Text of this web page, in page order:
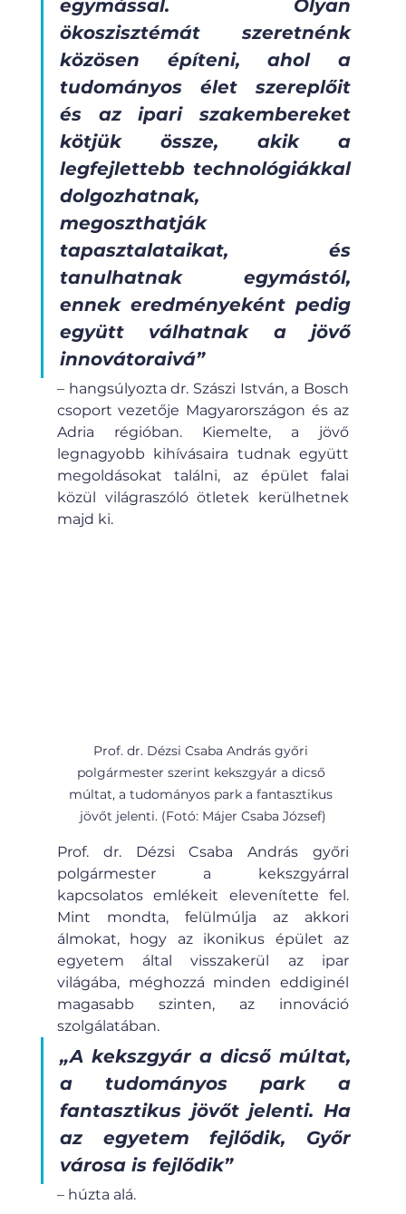
egymással. Olyan
ökoszisztémát szeretnénk
közösen építeni, ahol a
tudományos élet szereplőit
és az ipari szakembereket
kötjük össze, akik a
legfejlettebb technológiákkal
dolgozhatnak,
megoszthatják
tapasztalataikat, és
tanulhatnak egymástól,
ennek eredményeként pedig
együtt válhatnak a jövő
innovátoraivá”
– hangsúlyozta dr. Szászi István, a Bosch
csoport vezetője Magyarországon és az
Adria régióban. Kiemelte, a jövő
legnagyobb kihívásaira tudnak együtt
megoldásokat találni, az épület falai
közül világraszóló ötletek kerülhetnek
majd ki.
Prof. dr. Dézsi Csaba András győri
polgármester szerint kekszgyár a dicső
múltat, a tudományos park a fantasztikus
jövőt jelenti. (Fotó: Májer Csaba József)
Prof. dr. Dézsi Csaba András győri
polgármester a kekszgyárral
kapcsolatos emlékeit elevenítette fel.
Mint mondta, felülmúlja az akkori
álmokat, hogy az ikonikus épület az
egyetem által visszakerül az ipar
világába, méghozzá minden eddiginél
magasabb szinten, az innováció
szolgálatában.
„A kekszgyár a dicső múltat,
a tudományos park a
fantasztikus jövőt jelenti. Ha
az egyetem fejlődik, Győr
városa is fejlődik”
– húzta alá.